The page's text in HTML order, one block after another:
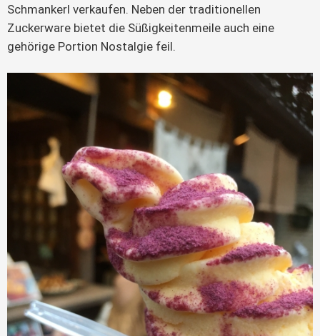
Schmankerl verkaufen. Neben der traditionellen
Zuckerware bietet die Süßigkeitenmeile auch eine
gehörige Portion Nostalgie feil.